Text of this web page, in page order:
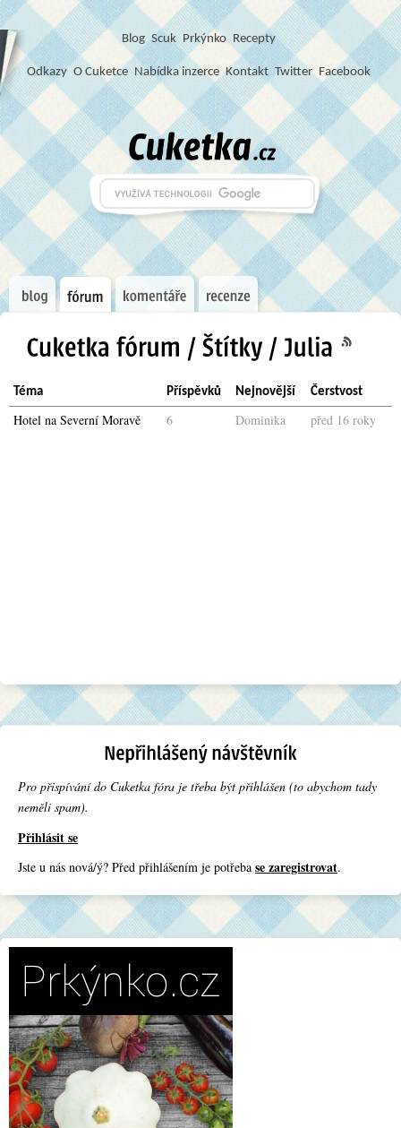
Blog Scuk Prkýnko Recepty
Odkazy O Cuketce Nabídka inzerce Kontakt Twitter Facebook
Téma Příspěvků Nejnovější Čerstvost
Hotel na Severní Moravě 6 Dominika před 16 roky
Pro přispívání do Cuketka fóra je třeba být přihlášen (to abychom tady
neměli spam).
Přihlásit se
Jste u nás nová/ý? Před přihlášením je potřeba se zaregistrovat.